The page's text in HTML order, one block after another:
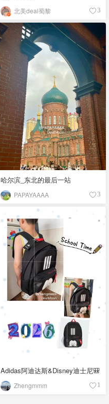
北美deal蜀黎 3
哈尔滨_东北的最后一站
PAPAYAAAA 3
Adidas阿迪达斯&Disney迪士尼🎒
Zhengmmm 1